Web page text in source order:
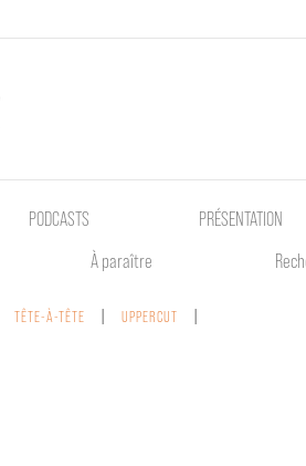
À paraître
PODCASTS PRÉSENTATION
TÊTE-À-TÊTE UPPERCUT